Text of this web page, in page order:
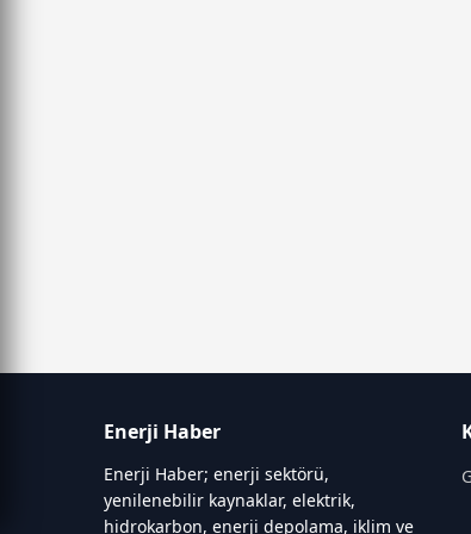
Enerji Haber
Enerji Haber; enerji sektörü,
yenilenebilir kaynaklar, elektrik,
hidrokarbon, enerji depolama, iklim ve